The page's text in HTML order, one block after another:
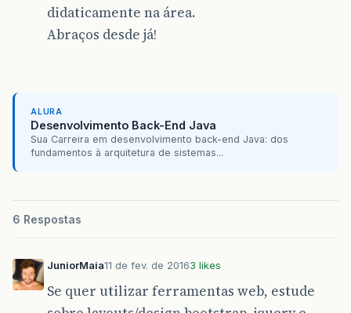
didaticamente na área.
Abraços desde já!
ALURA
Desenvolvimento Back-End Java
Sua Carreira em desenvolvimento back-end Java: dos
fundamentos à arquitetura de sistemas...
6 Respostas
JuniorMaia11 de fev. de 20163 likes
Se quer utilizar ferramentas web, estude